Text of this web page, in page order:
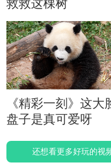
救救这棵树
《精彩一刻》这大
盘子是真可爱呀
还想看更多好玩的视